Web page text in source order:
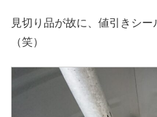
見切り品が故に、値引きシ
（笑）